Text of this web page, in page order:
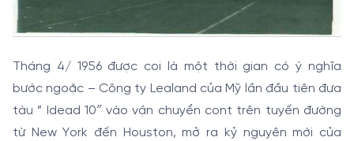
Tháng 4/ 1956 được coi là một thời gian có ý nghĩa
bước ngoặc – Công ty Lealand của Mỹ lần đầu tiên đưa
tàu ” Idead 10″ vào vận chuyển cont trên tuyến đường
từ New York đến Houston, mở ra kỷ nguyên mới của